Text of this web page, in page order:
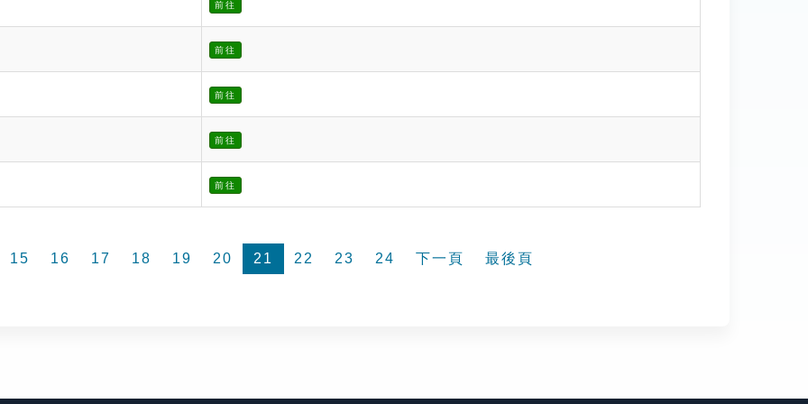
前往
前往
前往
前往
前往
15 16 17 18 19 20 21 22 23 24 下一頁 最後頁